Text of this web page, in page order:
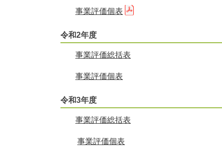
事業評価個表
令和2年度
事業評価総括表
事業評価個表
令和3年度
事業評価総括表
事業評価個表